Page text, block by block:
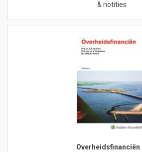
& notities
Overheidsfinanciën